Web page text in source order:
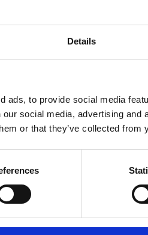
Details
ads, to provide social media
social media, advertising
or that they’ve collected